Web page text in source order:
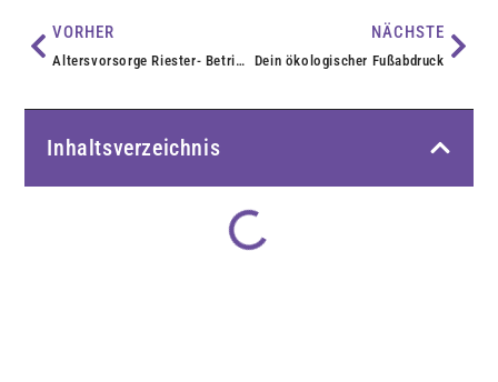
VORHER
Altersvorsorge Riester- Betriebliche Altersvorsorge
NÄCHSTE
Dein ökologischer Fußabdruck
Inhaltsverzeichnis